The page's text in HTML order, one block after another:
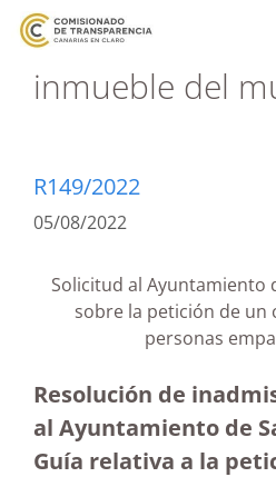
inmueble del
R149/2022
05/08/2022
Solicitud al Ayuntamiento
sobre la petición de un
personas
Resolución de
al Ayuntamiento de
Guía relativa a la